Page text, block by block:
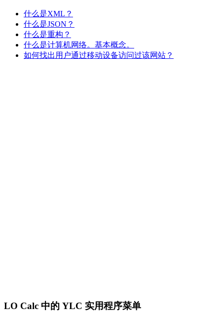
什么是XML？
什么是JSON？
什么是重构？
什么是计算机网络。基本概念。
如何找出用户通过移动设备访问过该网站？
LO Calc 中的 YLC 实用程序菜单